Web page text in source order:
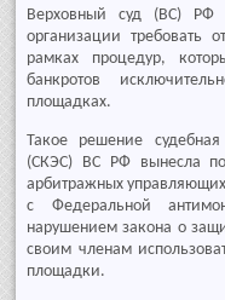
Верховный суд (ВС) РФ
организации требовать
рамках процедур,
банкротов
площадках.
Такое решение
(СКЭС) ВС РФ вынесла
арбитражных
с Федеральной
нарушением закона о
своим членам
площадки.